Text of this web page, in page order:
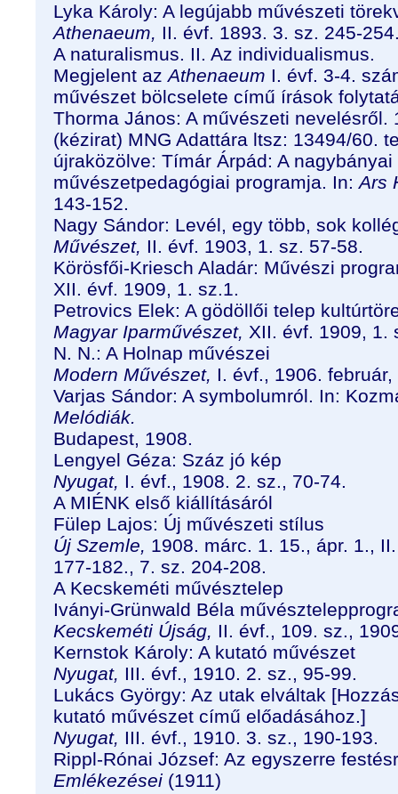
Lyka Károly: A legújabb művészeti
Athenaeum, II. évf. 1893. 3. sz. 245-
A naturalismus. II. Az individualismus.
Megjelent azAthenaeum I. évf. 3-4.
művészet bölcselete című írások
Thorma János: A művészeti nevelésről.
(kézirat) MNG Adattára ltsz: 13494/60.
újraközölve: Tímár Árpád: A
művészetpedagógiai programja. In:Ars
143-152.
Nagy Sándor: Levél, egy több, sok
Művészet, II. évf. 1903, 1. sz. 57-58.
Körösfői-Kriesch Aladár: Művészi
XII. évf. 1909, 1. sz.1.
Petrovics Elek: A gödöllői telep
Magyar Iparművészet, XII. évf. 1909, 1.
N. N.: A Holnap művészei
Modern Művészet, I. évf., 1906.
Varjas Sándor: A symbolumról. In:
Melódiák.
Budapest, 1908.
Lengyel Géza: Száz jó kép
Nyugat, I. évf., 1908. 2. sz., 70-74.
A MIÉNK első kiállításáról
Fülep Lajos: Új művészeti stílus
Új Szemle, 1908. márc. 1. 15., ápr. 1.,
177-182., 7. sz. 204-208.
A Kecskeméti művésztelep
Iványi-Grünwald Béla
Kecskeméti Újság, II. évf., 109. sz.,
Kernstok Károly: A kutató művészet
Nyugat, III. évf., 1910. 2. sz., 95-99.
Lukács György: Az utak elváltak
kutató művészet című előadásához.]
Nyugat, III. évf., 1910. 3. sz., 190-193.
Rippl-Rónai József: Az egyszerre
Emlékezései (1911)